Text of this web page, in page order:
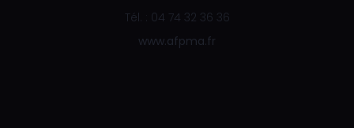
Tél. : 04 74 32 36 36
www.afpma.fr